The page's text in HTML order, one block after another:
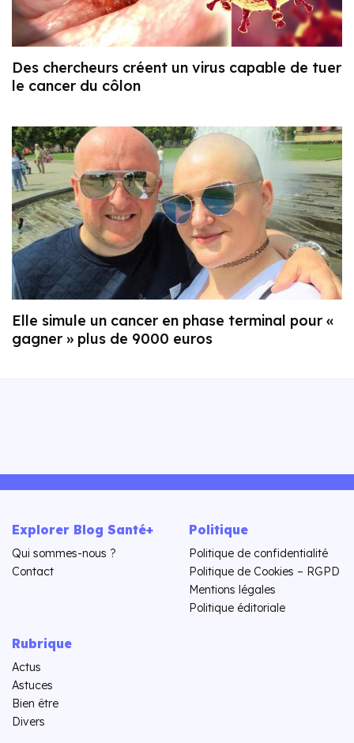
Des chercheurs créent un virus capable de tuer
le cancer du côlon
Elle simule un cancer en phase terminal pour «
gagner » plus de 9000 euros
Explorer Blog Santé+
Qui sommes-nous ?
Contact
Politique
Politique de confidentialité
Politique de Cookies – RGPD
Mentions légales
Politique éditoriale
Rubrique
Actus
Astuces
Bien être
Divers